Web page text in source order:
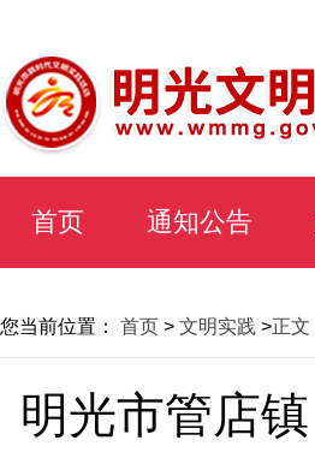
首页 通知公告
您当前位置： 首页 > 文明实践 >正文
明光市管店